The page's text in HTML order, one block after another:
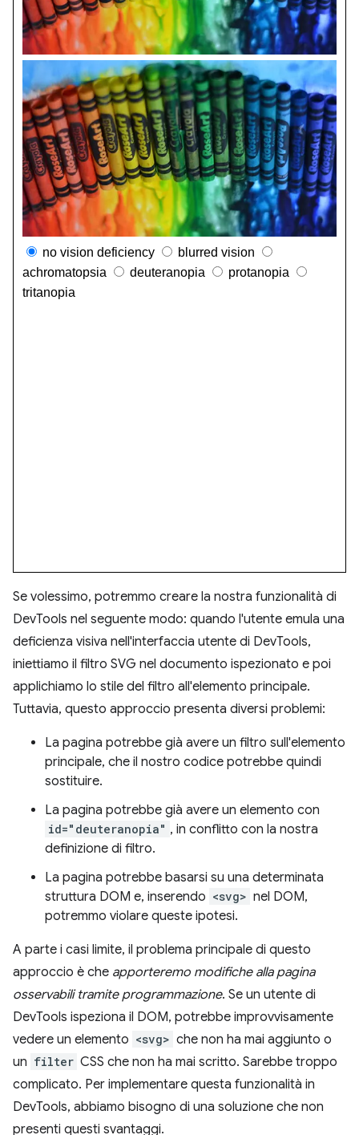
Se volessimo, potremmo creare la nostra funzionalità di
DevTools nel seguente modo: quando l'utente emula una
deficienza visiva nell'interfaccia utente di DevTools,
iniettiamo il filtro SVG nel documento ispezionato e poi
applichiamo lo stile del filtro all'elemento principale.
Tuttavia, questo approccio presenta diversi problemi:
La pagina potrebbe già avere un filtro sull'elemento
principale, che il nostro codice potrebbe quindi
sostituire.
La pagina potrebbe già avere un elemento con
id="deuteranopia" , in conflitto con la nostra
definizione di filtro.
La pagina potrebbe basarsi su una determinata
struttura DOM e, inserendo <svg> nel DOM,
potremmo violare queste ipotesi.
A parte i casi limite, il problema principale di questo
approccio è che apporteremo modifiche alla pagina
osservabili tramite programmazione. Se un utente di
DevTools ispeziona il DOM, potrebbe improvvisamente
vedere un elemento <svg> che non ha mai aggiunto o
un filter CSS che non ha mai scritto. Sarebbe troppo
complicato. Per implementare questa funzionalità in
DevTools, abbiamo bisogno di una soluzione che non
presenti questi svantaggi.